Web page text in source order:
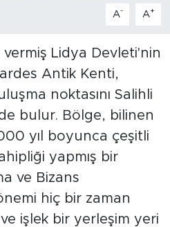
A- A+
Lidya Devleti'nin
Antik Kenti,
noktasını Salihli
bulur. Bölge, bilinen
yıl boyunca çeşitli
yapmış bir
ve Bizans
hiç bir zaman
ve işlek bir yerleşim yeri